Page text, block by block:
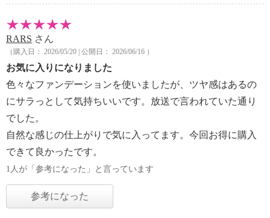
RARS さん
（購入日： 2026/05/20 | 公開日： 2026/06/16 ）
お気に入りになりました
色々なファンデーションを使いましたが、ツヤ感はあるの
にサラっとして気持ちいいです。放送で言われていた通り
でした。
自然な感じの仕上がりで気に入ってます。今回お得に購入
できて良かったです。
1人が「参考になった」と言っています
参考になった